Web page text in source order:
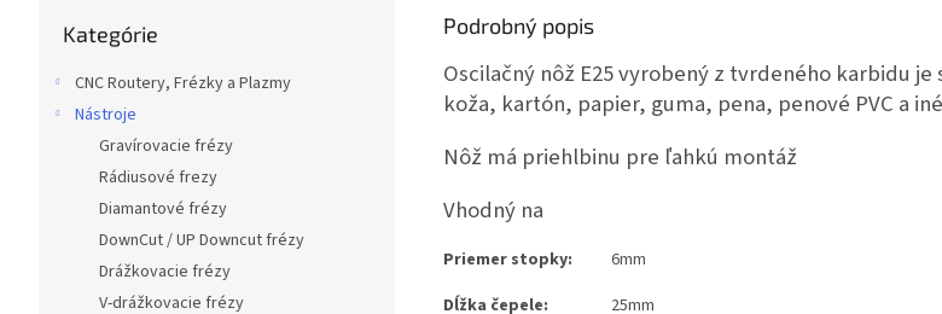
kategórie
Kategórie
CNC Routery, Frézky a Plazmy
Nástroje
Gravírovacie frézy
Rádiusové frezy
Diamantové frézy
DownCut / UP Downcut frézy
Drážkovacie frézy
V-drážkovacie frézy
Podrobný popis
Oscilačný nôž E25 vyrobený z tvrdeného karbidu
koža, kartón, papier, guma, pena, penové PVC a
Nôž má priehlbinu pre ľahkú montáž
Vhodný na
Priemer stopky:
Dĺžka čepele:
6mm
25mm